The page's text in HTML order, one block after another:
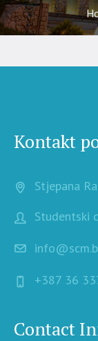
Kontakt
Stjepana
Studentski
+387 36
Contact